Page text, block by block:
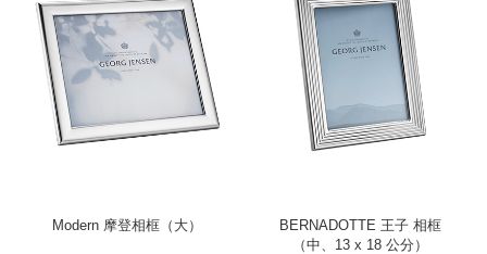
Modern 摩登相框（大）
BERNADOTTE 王子 相框
（中、13 x 18 公分）